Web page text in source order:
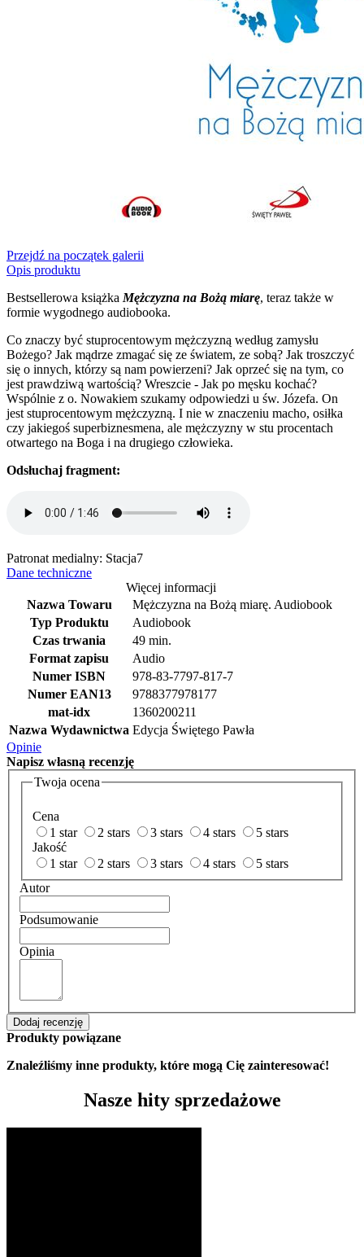
Przejdź na początek galerii
Opis produktu
Bestsellerowa książka Mężczyzna na Bożą miarę, teraz także w
formie wygodnego audiobooka.
Co znaczy być stuprocentowym mężczyzną według zamysłu
Bożego? Jak mądrze zmagać się ze światem, ze sobą? Jak troszczyć
się o innych, którzy są nam powierzeni? Jak oprzeć się na tym, co
jest prawdziwą wartością? Wreszcie - Jak po męsku kochać?
Wspólnie z o. Nowakiem szukamy odpowiedzi u św. Józefa. On
jest stuprocentowym mężczyzną. I nie w znaczeniu macho, osiłka
czy jakiegoś superbiznesmena, ale mężczyzny w stu procentach
otwartego na Boga i na drugiego człowieka.
Odsłuchaj fragment:
Patronat medialny: Stacja7
Dane techniczne
Więcej informacji
Nazwa Towaru
Mężczyzna na Bożą miarę. Audiobook
Typ Produktu
Audiobook
Czas trwania
49 min.
Format zapisu
Audio
Numer ISBN
978-83-7797-817-7
Numer EAN13
9788377978177
mat-idx
1360200211
Nazwa Wydawnictwa Edycja Świętego Pawła
Opinie
Napisz własną recenzję
Twoja ocena
Cena
1 star
2 stars 3 stars 4 stars
5 stars
Jakość
1 star
2 stars 3 stars 4 stars
5 stars
Autor
Podsumowanie
Opinia
Dodaj recenzję
Produkty powiązane
Znaleźliśmy inne produkty, które mogą Cię zainteresować!
Nasze hity sprzedażowe